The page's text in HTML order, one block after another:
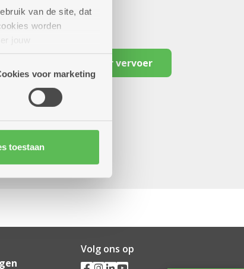
van de site, dat
worden
jouw
deze gegevens
voor marketing
toestaan
Reserveer vervoer
Volg ons op